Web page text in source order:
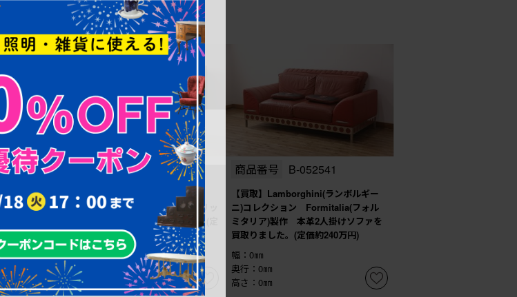
ルギーニ
ストリッ
ました。
商品番号 B-055676
【買取】トニーノ・ランボルギーニ
(Tonino Lamborghini) オーストリッ
チ サイドボードを買取りました。(定
価約180万円)
幅：0㎜
奥行：0㎜
高さ：0㎜
商品番号 B-052541
【買取】Lamborghini(ランボルギー
ニ)コレクション Formitalia(フォル
ミタリア)製作 本革2人掛けソファを
買取りました。(定価約240万円)
幅：0㎜
奥行：0㎜
高さ：0㎜